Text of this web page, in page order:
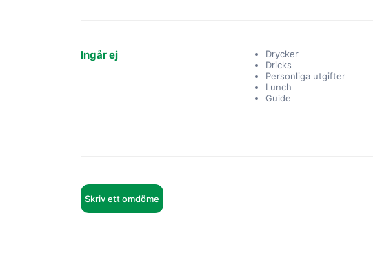
Ingår ej
Drycker
Dricks
Personliga utgifter
Lunch
Guide
Skriv ett omdöme